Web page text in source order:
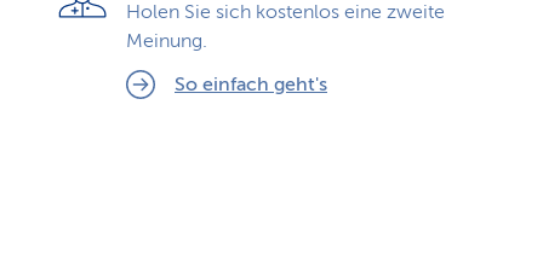
Holen Sie sich kostenlos eine zweite
Meinung.
So einfach geht's